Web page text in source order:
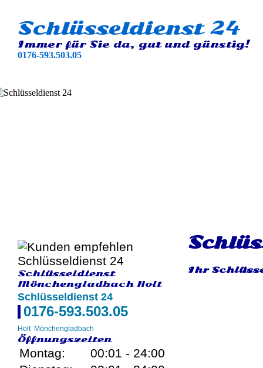
Schlüsseldienst 24
Immer für Sie da, gut und günstig!
0176-593.503.05
Schlüsseldienst
Mönchengladbach Holt
Schlüsseldienst 24
0176-593.503.05
Holt Mönchengladbach
Öffnungszeiten
Montag:
00:01 - 24:00
Ihr